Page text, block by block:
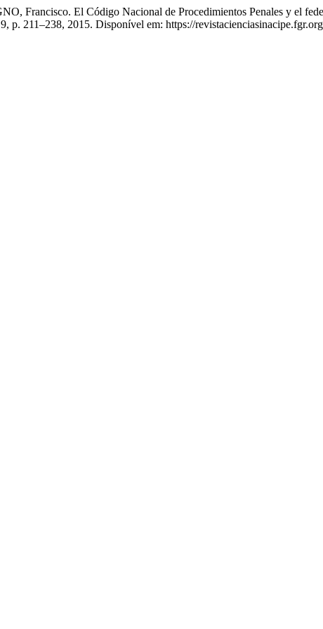
Francisco. El Código Nacional de Procedimientos Penales y el
p. 211–238, 2015. Disponível em: https://